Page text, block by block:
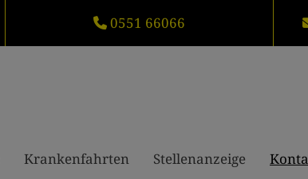
0551 66066
Krankenfahrten Stellenanzeige